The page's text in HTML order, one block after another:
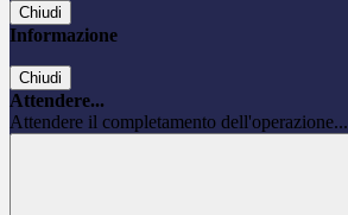
Chiudi
Informazione
Chiudi
Attendere...
Attendere il completamento dell'operazione...